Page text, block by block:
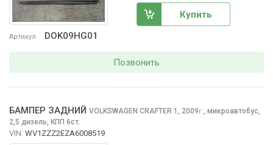
Артикул DOK09HG01
Купить
Позвонить
БАМПЕР ЗАДНИЙ VOLKSWAGEN CRAFTER 1, 2009г. микроавтобус,
2,5 дизель, КПП 6ст.
VIN: WV1ZZZ2EZA6008519